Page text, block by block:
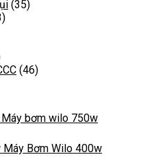
(35)
(46)
Máy bơm wilo 750w
Máy Bơm Wilo 400w